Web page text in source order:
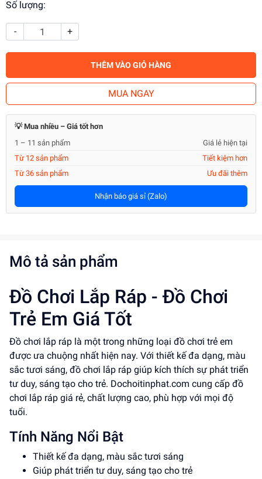
Số lượng:
- +
THÊM VÀO GIỎ HÀNG
MUA NGAY
💡 Mua nhiều – Giá tốt hơn
1 – 11 sản phẩm
Giá lẻ hiện tại
Từ 12 sản phẩm
Tiết kiệm hơn
Từ 36 sản phẩm
Ưu đãi thêm
Nhận báo giá sỉ (Zalo)
Mô tả sản phẩm
Đồ Chơi Lắp Ráp - Đồ Chơi
Trẻ Em Giá Tốt
Đồ chơi lắp ráp là một trong những loại đồ chơi trẻ em
được ưa chuộng nhất hiện nay. Với thiết kế đa dạng, màu
sắc tươi sáng, đồ chơi lắp ráp giúp kích thích sự phát triển
tư duy, sáng tạo cho trẻ. Dochoitinphat.com cung cấp đồ
chơi lắp ráp giá rẻ, chất lượng cao, phù hợp với mọi độ
tuổi.
Tính Năng Nổi Bật
Thiết kế đa dạng, màu sắc tươi sáng
Giúp phát triển tư duy, sáng tạo cho trẻ